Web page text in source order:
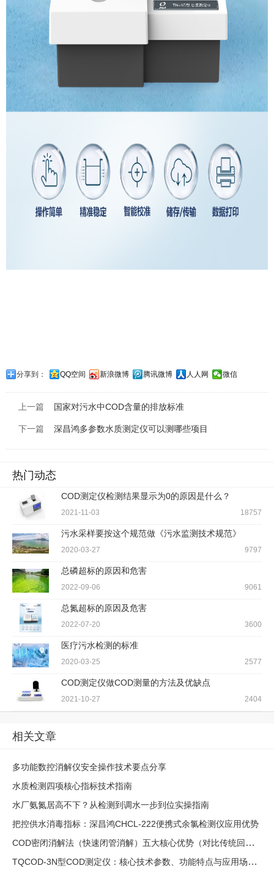
分享到： QQ空间 新浪微博 腾讯微博 人人网 微信
上一篇 国家对污水中COD含量的排放标准
下一篇 深昌鸿多参数水质测定仪可以测哪些项目
热门动态
COD测定仪检测结果显示为0的原因是什么？
2021-11-03 18757
污水采样要按这个规范做《污水监测技术规范》
2020-03-27 9797
总磷超标的原因和危害
2022-09-06 9061
总氮超标的原因及危害
2022-07-20 3600
医疗污水检测的标准
2020-03-25 2577
COD测定仪做COD测量的方法及优缺点
2021-10-27 2404
相关文章
多功能数控消解仪安全操作技术要点分享
水质检测四项核心指标技术指南
水厂氨氮居高不下？从检测到调水一步到位实操指南
把控供水消毒指标：深昌鸿CHCL-222便携式余氯检测仪应用优势
COD密闭消解法（快速闭管消解）五大核心优势（对比传统回流法）
TQCOD-3N型COD测定仪：核心技术参数、功能特点与应用场景解析